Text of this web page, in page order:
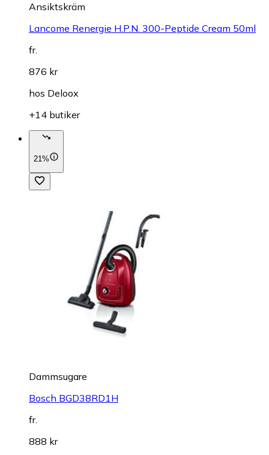
Ansiktskräm
Lancome Renergie H.P.N. 300-Peptide Cream 50ml
fr.
876 kr
hos Deloox
+14 butiker
21%
Dammsugare
Bosch BGD38RD1H
fr.
888 kr